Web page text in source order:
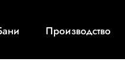
Производство